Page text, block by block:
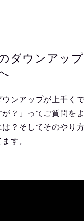
ダウンアップ
ウンアップが上手く
が？」ってご質問を
？そしてそのやり
す。